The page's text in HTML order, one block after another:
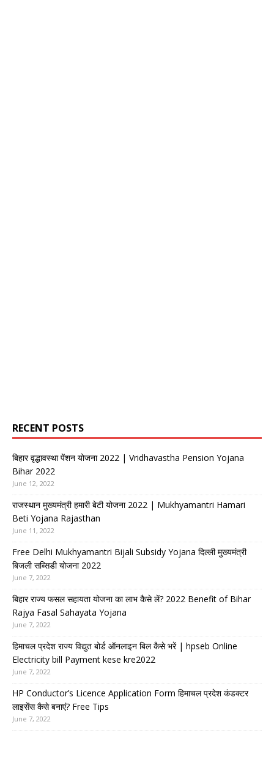
RECENT POSTS
बिहार वृद्धावस्था पेंशन योजना 2022 | Vridhavastha Pension Yojana
Bihar 2022
June 12, 2022
राजस्थान मुख्यमंत्री हमारी बेटी योजना 2022 | Mukhyamantri Hamari
Beti Yojana Rajasthan
June 11, 2022
Free Delhi Mukhyamantri Bijali Subsidy Yojana दिल्ली मुख्यमंत्री
बिजली सब्सिडी योजना 2022
June 7, 2022
बिहार राज्य फसल सहायता योजना का लाभ कैसे लें? 2022 Benefit of Bihar
Rajya Fasal Sahayata Yojana
June 7, 2022
हिमाचल प्रदेश राज्य विद्युत बोर्ड ऑनलाइन बिल कैसे भरें | hpseb Online
Electricity bill Payment kese kre2022
June 7, 2022
HP Conductor’s Licence Application Form हिमाचल प्रदेश कंडक्टर
लाइसेंस कैसे बनाएं? Free Tips
June 7, 2022